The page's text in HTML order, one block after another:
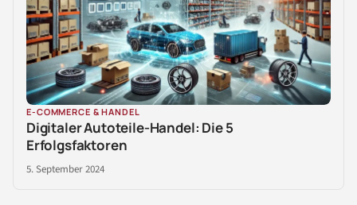
E-COMMERCE & HANDEL
Digitaler Autoteile-Handel: Die 5
Erfolgsfaktoren
5. September 2024